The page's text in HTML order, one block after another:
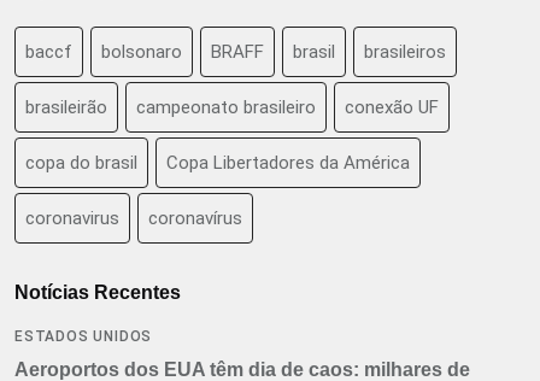
baccf bolsonaro BRAFF brasil brasileiros
brasileirão campeonato brasileiro conexão UF
copa do brasil Copa Libertadores da América
coronavirus coronavírus
Notícias Recentes
ESTADOS UNIDOS
Aeroportos dos EUA têm dia de caos: milhares de